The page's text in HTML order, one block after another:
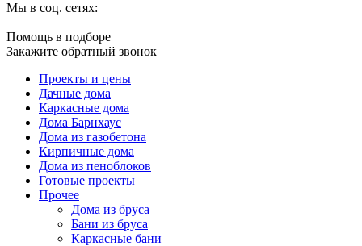
Мы в соц. сетях:
Помощь в подборе
Закажите обратный звонок
Проекты и цены
Дачные дома
Каркасные дома
Дома Барнхаус
Дома из газобетона
Кирпичные дома
Дома из пеноблоков
Готовые проекты
Прочее
Дома из бруса
Бани из бруса
Каркасные бани